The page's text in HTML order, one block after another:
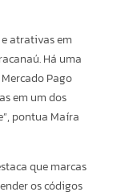
atrativas em
Há uma
Pago
em um dos
pontua Maíra
que marcas
os códigos